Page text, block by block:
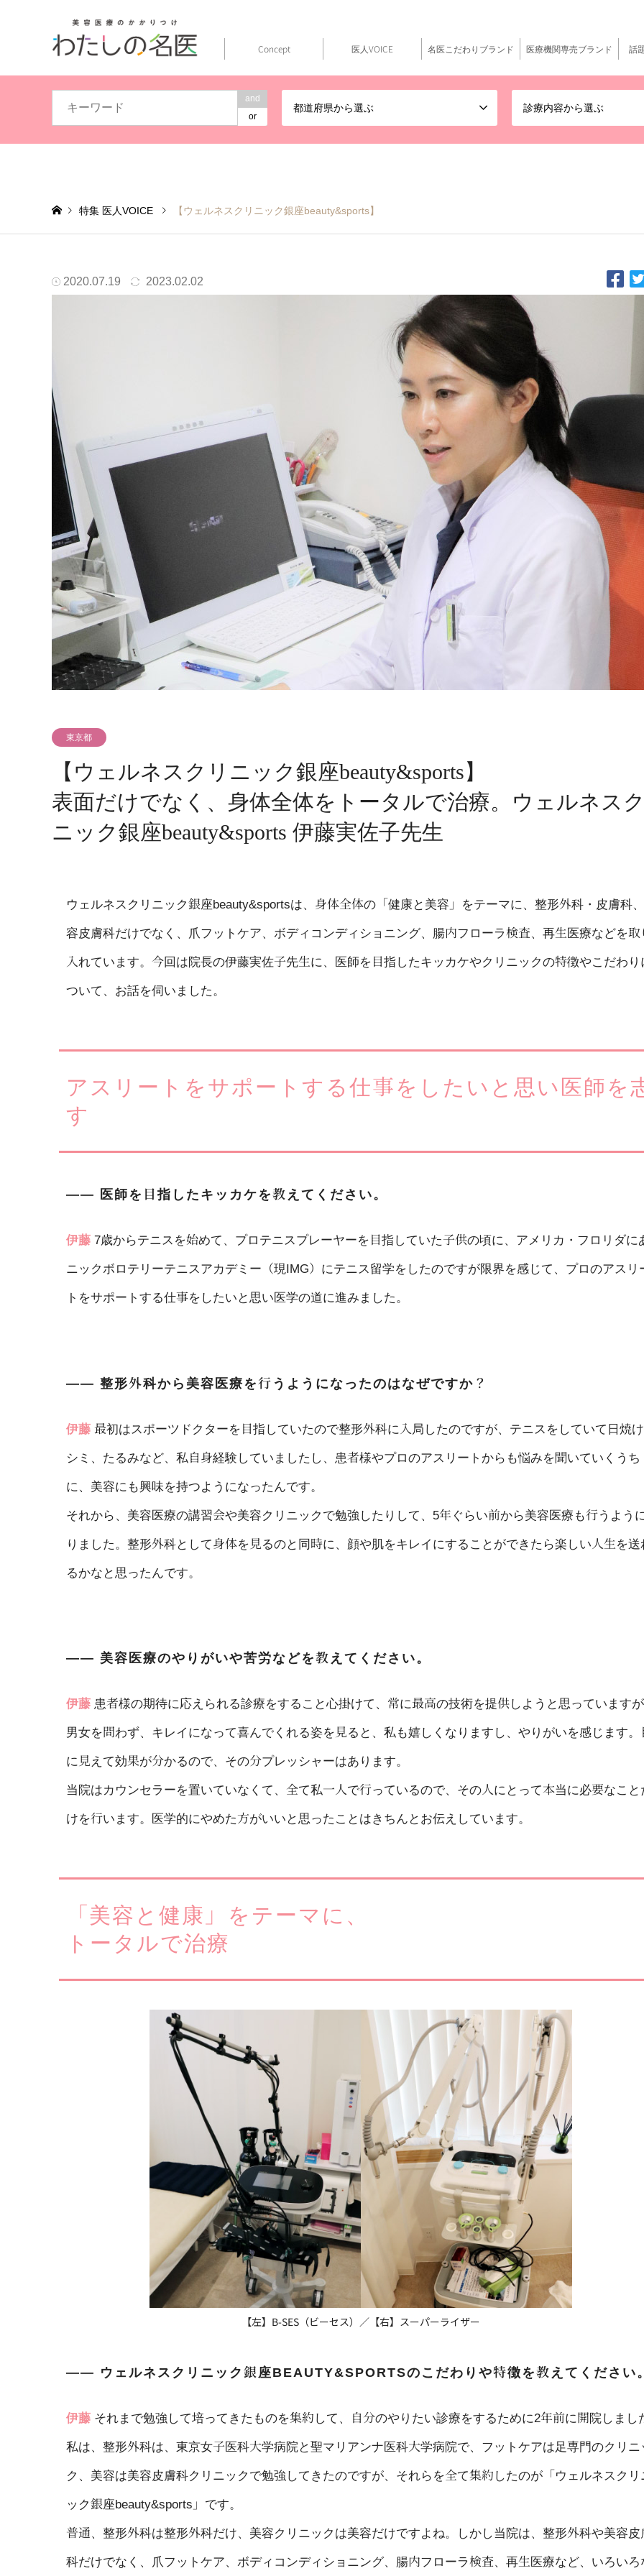
and
or
都道府県から選ぶ 診療内容から選ぶ
Concept 医人VOICE 名医こだわりブランド 医療機関専売ブランド 話
特集 医人VOICE 【ウェルネスクリニック銀座beauty&sports】
2020.07.19 2023.02.02
東京都
【ウェルネスクリニック銀座beauty&sports】
表面だけでなく、身体全体をトータルで治療。ウェルネス
ニック銀座beauty&sports 伊藤実佐子先生
ウェルネスクリニック銀座beauty&sportsは、身体全体の「健康と美容」をテーマに、整形外科・皮膚科
容皮膚科だけでなく、爪フットケア、ボディコンディショニング、腸内フローラ検査、再生医療などを取
入れています。今回は院長の伊藤実佐子先生に、医師を目指したキッカケやクリニックの特徴やこだわり
ついて、お話を伺いました。
アスリートをサポートする仕事をしたいと思い医師を
す
―― 医師を目指したキッカケを教えてください。
伊藤 7歳からテニスを始めて、プロテニスプレーヤーを目指していた子供の頃に、アメリカ・フロリダに
ニックボロテリーテニスアカデミー（現IMG）にテニス留学をしたのですが限界を感じて、プロのアスリ
トをサポートする仕事をしたいと思い医学の道に進みました。
―― 整形外科から美容医療を行うようになったのはなぜですか？
伊藤 最初はスポーツドクターを目指していたので整形外科に入局したのですが、テニスをしていて日焼
シミ、たるみなど、私自身経験していましたし、患者様やプロのアスリートからも悩みを聞いていくうち
に、美容にも興味を持つようになったんです。
それから、美容医療の講習会や美容クリニックで勉強したりして、5年ぐらい前から美容医療も行うよう
りました。整形外科として身体を見るのと同時に、顔や肌をキレイにすることができたら楽しい人生を送
るかなと思ったんです。
―― 美容医療のやりがいや苦労などを教えてください。
伊藤 患者様の期待に応えられる診療をすること心掛けて、常に最高の技術を提供しようと思っていますが
男女を問わず、キレイになって喜んでくれる姿を見ると、私も嬉しくなりますし、やりがいを感じます。
に見えて効果が分かるので、その分プレッシャーはあります。
当院はカウンセラーを置いていなくて、全て私一人で行っているので、その人にとって本当に必要なこと
けを行います。医学的にやめた方がいいと思ったことはきちんとお伝えしています。
「美容と健康」をテーマに、
トータルで治療
【左】B-SES（ビーセス）／【右】スーパーライザー
―― ウェルネスクリニック銀座BEAUTY&SPORTSのこだわりや特徴を教えてください。
伊藤 それまで勉強して培ってきたものを集約して、自分のやりたい診療をするために2年前に開院しまし
私は、整形外科は、東京女子医科大学病院と聖マリアンナ医科大学病院で、フットケアは足専門のクリニ
ク、美容は美容皮膚科クリニックで勉強してきたのですが、それらを全て集約したのが「ウェルネスクリ
ック銀座beauty&sports」です。
普通、整形外科は整形外科だけ、美容クリニックは美容だけですよね。しかし当院は、整形外科や美容皮
科だけでなく、爪フットケア、ボディコンディショニング、腸内フローラ検査、再生医療など、いろいろ